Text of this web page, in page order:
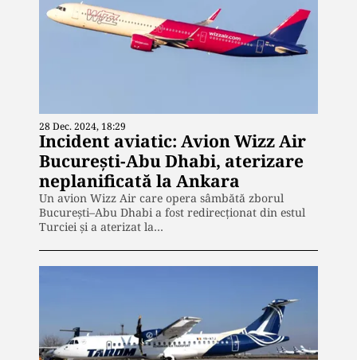
28 Dec. 2024, 18:29
Incident aviatic: Avion Wizz Air
București-Abu Dhabi, aterizare
neplanificată la Ankara
Un avion Wizz Air care opera sâmbătă zborul
București–Abu Dhabi a fost redirecționat din estul
Turciei și a aterizat la…